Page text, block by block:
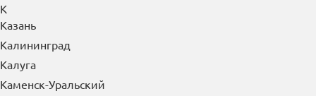
К
Казань
Калининград
Калуга
Каменск-Уральский